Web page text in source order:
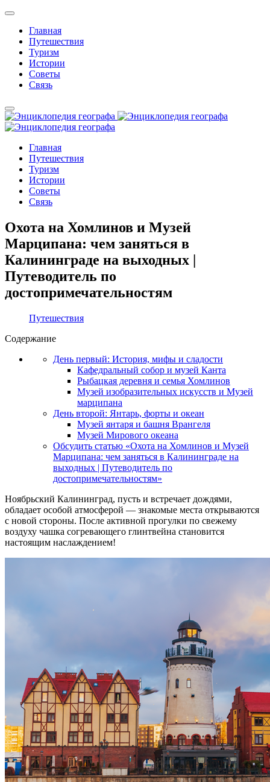
Главная
Путешествия
Туризм
Истории
Советы
Связь
Главная
Путешествия
Туризм
Истории
Советы
Связь
Охота на Хомлинов и Музей
Марципана: чем заняться в
Калининграде на выходных |
Путеводитель по
достопримечательностям
Путешествия
Содержание
День первый: История, мифы и сладости
Кафедральный собор и музей Канта
Рыбацкая деревня и семья Хомлинов
Музей изобразительных искусств и Музей
марципана
День второй: Янтарь, форты и океан
Музей янтаря и башня Врангеля
Музей Мирового океана
Обсудить статью «Охота на Хомлинов и Музей
Марципана: чем заняться в Калининграде на
выходных | Путеводитель по
достопримечательностям»
Ноябрьский Калининград, пусть и встречает дождями,
обладает особой атмосферой — знакомые места открываются
с новой стороны. После активной прогулки по свежему
воздуху чашка согревающего глинтвейна становится
настоящим наслаждением!